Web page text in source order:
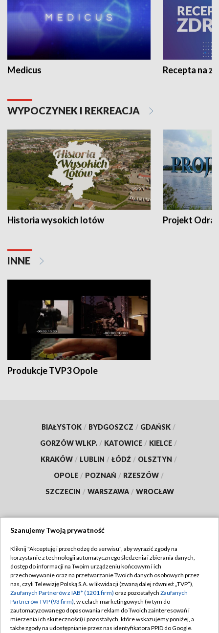
Medicus Recepta na
WYPOCZYNEK I REKREACJA
Historia wysokich lotów Projekt Odra
INNE
Produkcje TVP3 Opole
BIAŁYSTOK / BYDGOSZCZ / GDAŃSK /
GORZÓW WLKP. / KATOWICE / KIELCE /
KRAKÓW / LUBLIN / ŁÓDŹ / OLSZTYN /
OPOLE / POZNAŃ / RZESZÓW /
SZCZECIN / WARSZAWA / WROCŁAW
TVP
Abonament TVP
Emisja w TVP
Centrum informacji TVP
Naziemna Telewizja Cyfrowa
Regulamin TVP
Polityka prywatności
Moje zgody
Pomoc
Szanujemy Twoją prywatność
Kliknij "Akceptuję i przechodzę do serwisu", aby wyrazić zgody na
korzystanie z technologii automatycznego śledzenia i zbierania danych,
dostęp do informacji na Twoim urządzeniu końcowym i ich
przechowywanie oraz na przetwarzanie Twoich danych osobowych przez
nas, czyli Telewizję Polską S.A. w likwidacji (zwaną dalej również „TVP”),
Zaufanych Partnerów z IAB* (1201 firm) oraz pozostałych Zaufanych
Partnerów TVP (93 firm), w celach marketingowych (w tym do
zautomatyzowanego dopasowania reklam do Twoich zainteresowań i
mierzenia ich skuteczności) i pozostałych, które wskazujemy poniżej, a
także zgody na udostępnianie przez nas identyfikatora PPID do Google.